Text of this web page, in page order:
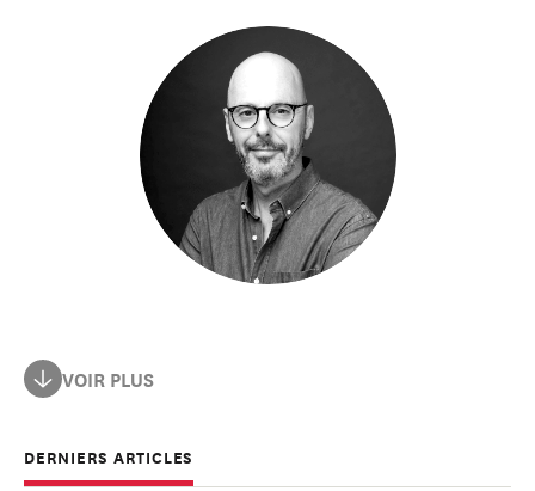
Il est agrégé d'histoire et spécialiste de l'histoire des
Etats-Unis.
VOIR PLUS
DERNIERS ARTICLES